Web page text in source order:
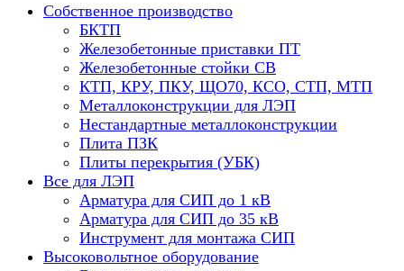
Собственное производство
БКТП
Железобетонные приставки ПТ
Железобетонные стойки СВ
КТП, КРУ, ПКУ, ЩО70, КСО, СТП, МТП
Металлоконструкции для ЛЭП
Нестандартные металлоконструкции
Плита ПЗК
Плиты перекрытия (УБК)
Все для ЛЭП
Арматура для СИП до 1 кВ
Арматура для СИП до 35 кВ
Инструмент для монтажа СИП
Высоковольтное оборудование